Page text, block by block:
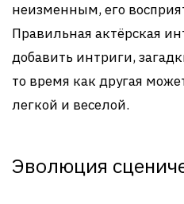
неизменным, его
Правильная актёрская
добавить интриги,
то время как другая
легкой и веселой.
Эволюция